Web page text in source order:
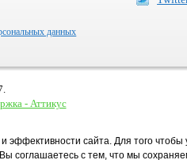
данных
- Аттикус
сайта. Для того
соглашаетесь с тем, что мы